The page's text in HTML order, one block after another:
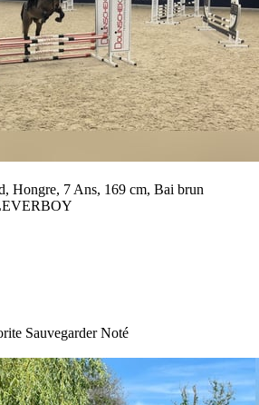
Hongre, 7 Ans, 169 cm, Bai brun
Sauvegarder Noté